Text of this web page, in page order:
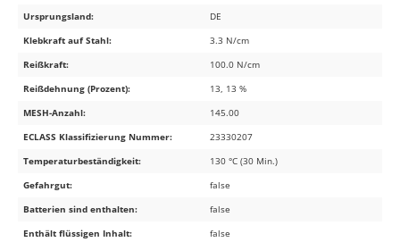
Ursprungsland:
DE
Klebkraft auf Stahl:
3.3 N/cm
Reißkraft:
100.0 N/cm
Reißdehnung (Prozent):
13, 13 %
MESH-Anzahl:
145.00
ECLASS Klassifizierung Nummer:
23330207
Temperaturbeständigkeit:
130 °C (30 Min.)
Gefahrgut:
false
Batterien sind enthalten:
false
Enthält flüssigen Inhalt:
false